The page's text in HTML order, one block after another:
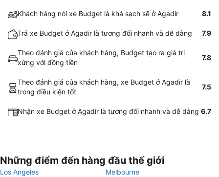
Khách hàng nói xe Budget là khá sạch sẽ ở Agadir 8.1
Trả xe Budget ở Agadir là tương đối nhanh và dễ dàng 7.9
Theo đánh giá của khách hàng, Budget tạo ra giá trị
xứng với đồng tiền
7.8
Theo đánh giá của khách hàng, xe Budget ở Agadir là
trong điều kiện tốt
7.5
Nhận xe Budget ở Agadir là tương đối nhanh và dễ dàng 6.7
Những điểm đến hàng đầu thế giới
Los Angeles
Melbourne